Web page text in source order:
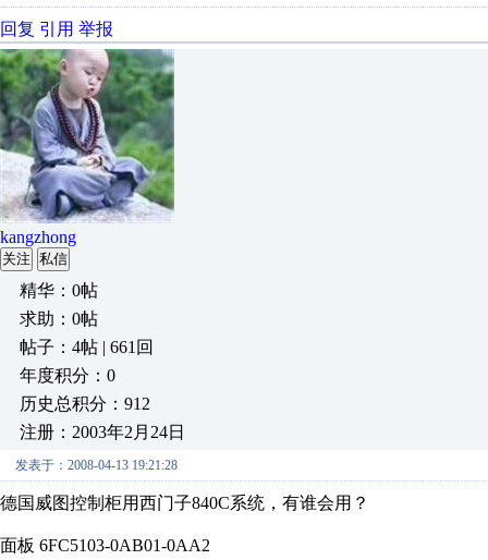
回复 引用 举报
kangzhong
关注 私信
精华：0帖
求助：0帖
帖子：4帖 | 661回
年度积分：0
历史总积分：912
注册：2003年2月24日
发表于：2008-04-13 19:21:28
德国威图控制柜用西门子840C系统，有谁会用？
面板 6FC5103-0AB01-0AA2